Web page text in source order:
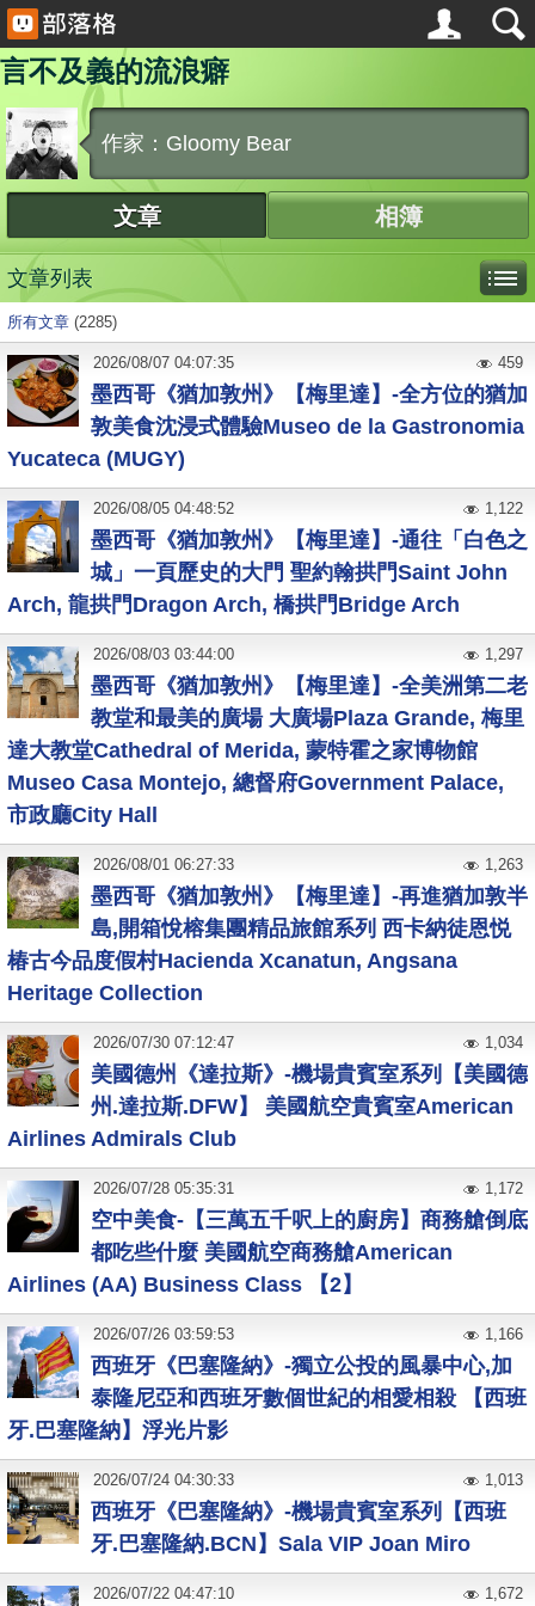
言不及義的流浪癖
作家：Gloomy Bear
文章 相簿
文章列表
所有文章 (2285)
墨西哥《猶加敦州》【梅里達】-全方位的猶加
敦美食沈浸式體驗Museo de la Gastronomia
Yucateca (MUGY)
2026/08/07 04:07:35 459
墨西哥《猶加敦州》【梅里達】-通往「白色之
城」一頁歷史的大門 聖約翰拱門Saint John
Arch, 龍拱門Dragon Arch, 橋拱門Bridge Arch
2026/08/05 04:48:52 1,122
墨西哥《猶加敦州》【梅里達】-全美洲第二老
教堂和最美的廣場 大廣場Plaza Grande, 梅里
達大教堂Cathedral of Merida, 蒙特霍之家博物館
Museo Casa Montejo, 總督府Government Palace,
市政廳City Hall
2026/08/03 03:44:00 1,297
墨西哥《猶加敦州》【梅里達】-再進猶加敦半
島,開箱悅榕集團精品旅館系列 西卡納徒恩悦
椿古今品度假村Hacienda Xcanatun, Angsana
Heritage Collection
2026/08/01 06:27:33 1,263
美國德州《達拉斯》-機場貴賓室系列【美國德
州.達拉斯.DFW】 美國航空貴賓室American
Airlines Admirals Club
2026/07/30 07:12:47 1,034
空中美食-【三萬五千呎上的廚房】商務艙倒底
都吃些什麼 美國航空商務艙American
Airlines (AA) Business Class 【2】
2026/07/28 05:35:31 1,172
西班牙《巴塞隆納》-獨立公投的風暴中心,加
泰隆尼亞和西班牙數個世紀的相愛相殺 【西班
牙.巴塞隆納】浮光片影
2026/07/26 03:59:53 1,166
西班牙《巴塞隆納》-機場貴賓室系列【西班
牙.巴塞隆納.BCN】Sala VIP Joan Miro
2026/07/24 04:30:33 1,013
2026/07/22 04:47:10 1,672